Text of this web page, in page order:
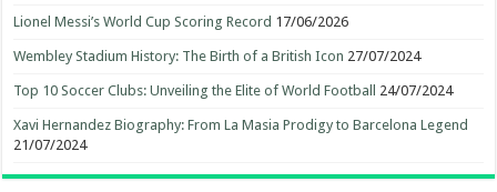
Lionel Messi’s World Cup Scoring Record 17/06/2026
Wembley Stadium History: The Birth of a British Icon 27/07/2024
Top 10 Soccer Clubs: Unveiling the Elite of World Football 24/07/2024
Xavi Hernandez Biography: From La Masia Prodigy to Barcelona Legend
21/07/2024